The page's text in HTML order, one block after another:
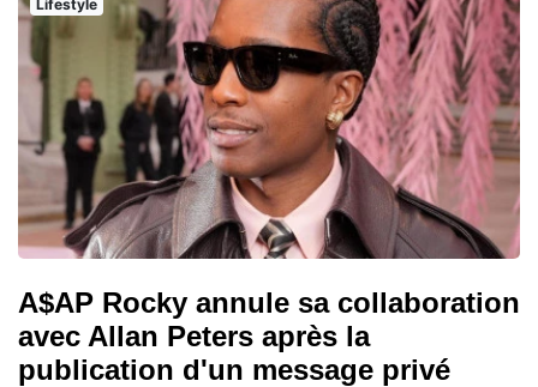
Lifestyle
A$AP Rocky annule sa collaboration
avec Allan Peters après la
publication d'un message privé